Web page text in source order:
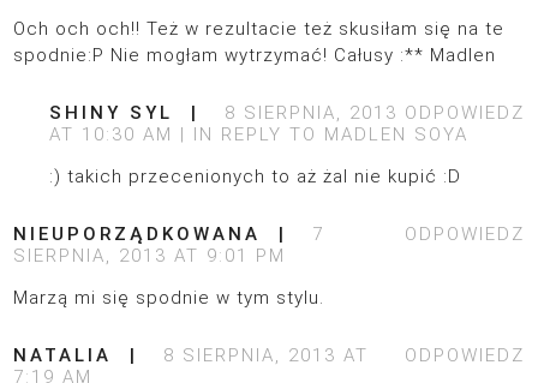
Och och och!! Też w rezultacie też skusiłam się na te
spodnie:P Nie mogłam wytrzymać! Całusy :** Madlen
ODPOWIEDZ
SHINY SYL
8 SIERPNIA, 2013
AT 10:30 AM
IN REPLY TO MADLEN SOYA
:) takich przecenionych to aż żal nie kupić :D
ODPOWIEDZ
NIEUPORZĄDKOWANA
7
SIERPNIA, 2013 AT 9:01 PM
Marzą mi się spodnie w tym stylu.
ODPOWIEDZ
NATALIA
8 SIERPNIA, 2013 AT
7:19 AM